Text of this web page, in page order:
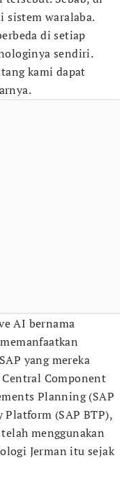
sistem waralaba.
di setiap
sendiri.
kami dapat
AI bernama
yang mereka
Central Component
Planning (SAP
Platform (SAP BTP),
menggunakan
Jerman itu sejak